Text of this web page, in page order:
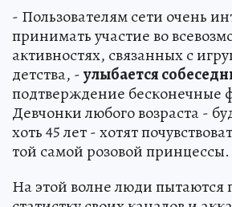
- Пользователям сети очень
принимать участие во
активностях, связанных с
детства, -улыбается
подтверждение бесконечные
Девчонки любого возраста -
хоть 45 лет - хотят
той самой розовой принцессы.
На этой волне люди пытаются